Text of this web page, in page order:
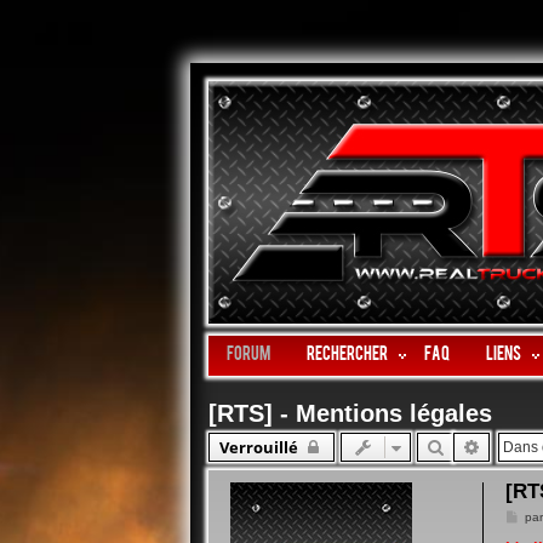
Forum Rechercher FAQ LIENS
[RTS] - Mentions légales
Verrouillé Rechercher